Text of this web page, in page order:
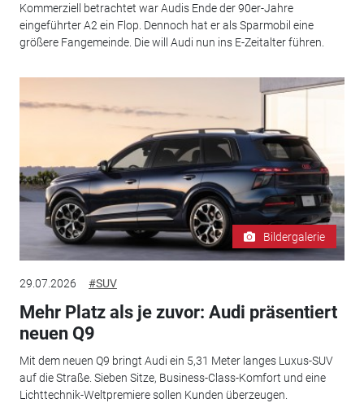
Kommerziell betrachtet war Audis Ende der 90er-Jahre
eingeführter A2 ein Flop. Dennoch hat er als Sparmobil eine
größere Fangemeinde. Die will Audi nun ins E-Zeitalter führen.
Bildergalerie
29.07.2026 #SUV
Mehr Platz als je zuvor: Audi präsentiert
neuen Q9
Mit dem neuen Q9 bringt Audi ein 5,31 Meter langes Luxus-SUV
auf die Straße. Sieben Sitze, Business-Class-Komfort und eine
Lichttechnik-Weltpremiere sollen Kunden überzeugen.